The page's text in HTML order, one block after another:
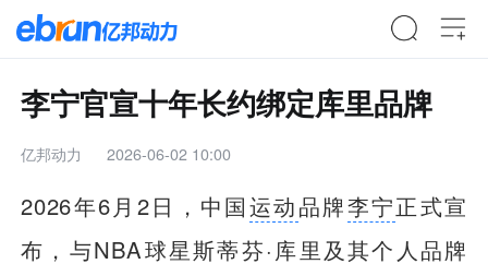
李宁官宣十年长约绑定库里品牌
亿邦动力 2026-06-02 10:00
2026年6月2日，中国运动品牌李宁正式宣
布，与NBA球星斯蒂芬·库里及其个人品牌